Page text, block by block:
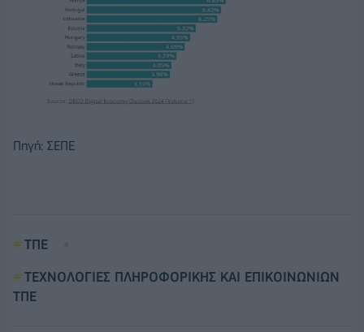
Πηγή: ΣΕΠΕ
ΤΠΕ
ΤΕΧΝΟΛΟΓΙΕΣ ΠΛΗΡΟΦΟΡΙΚΗΣ ΚΑΙ ΕΠΙΚΟΙΝΩΝΙΩΝ
ΤΠΕ